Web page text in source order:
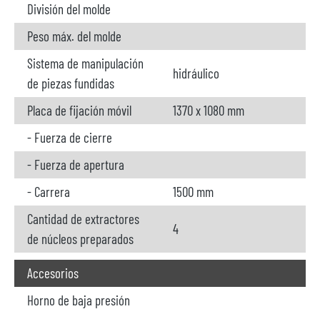
División del molde
Peso máx. del molde
Sistema de manipulación
de piezas fundidas
hidráulico
Placa de fijación móvil
1370 x 1080 mm
- Fuerza de cierre
- Fuerza de apertura
- Carrera
1500 mm
Cantidad de extractores
de núcleos preparados
4
Accesorios
Horno de baja presión